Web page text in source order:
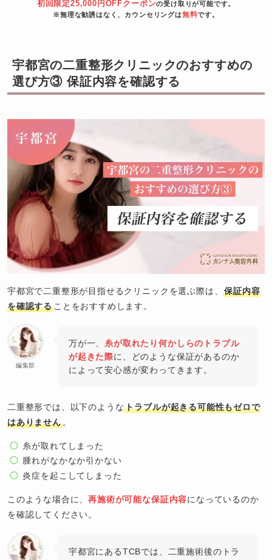
初回限定25,000円OFFクーポンの受け取りが可能です。
※無理な勧誘はなく、カウンセリングは無料です。
宇都宮の二重整形クリニックのおすすめの
選び方③ 保証内容を確認する
宇都宮で二重整形が目指せるクリニックを選ぶ際は、保証内容
を確認することをおすすめします。
編集部
万が一、糸が取れたり何かしらのトラブル
が起きた際に、どのような保証があるのか
によって安心感が変わってきます。
二重整形では、以下のようなトラブルが起きる可能性もゼロで
はありません。
糸が取れてしまった
腫れがなかなか引かない
炎症を起こしてしまった
このような場合に、再施術が可能な保証内容になっているのか
を確認してください。
宇都宮にあるTCBでは、二重施術後のトラ